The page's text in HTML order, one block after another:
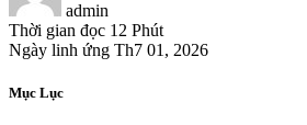
admin
Thời gian đọc 12 Phút
Ngày linh ứng Th7 01, 2026
Mục Lục